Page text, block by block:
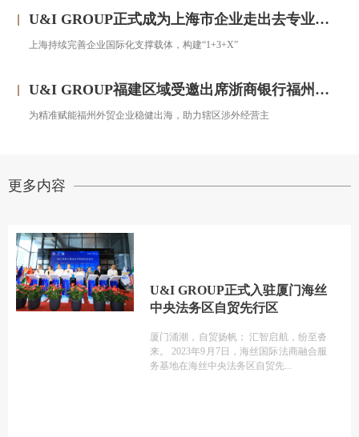
U&I GROUP正式成为上海市企业走出去专业服务联盟成员
上海持续完善企业国际化支撑载体，构建“1+3+X”
U&I GROUP福建区域受邀出席浙商银行福州分行跨境金融服务宣讲会圆满落幕
为精准赋能福州外贸企业稳健出海，助力辖区涉外经营主
更多内容
U&I GROUP正式入驻厦门海丝
中央法务区自贸先行区
厦门涌潮，自贸扬帆； 汇智启航，纷至沓
来。 2023年9月7日，海丝国际法商融合服
务基地在海丝中央法务区自贸先